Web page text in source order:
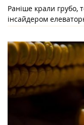
Раніше крали грубо,
інсайдером